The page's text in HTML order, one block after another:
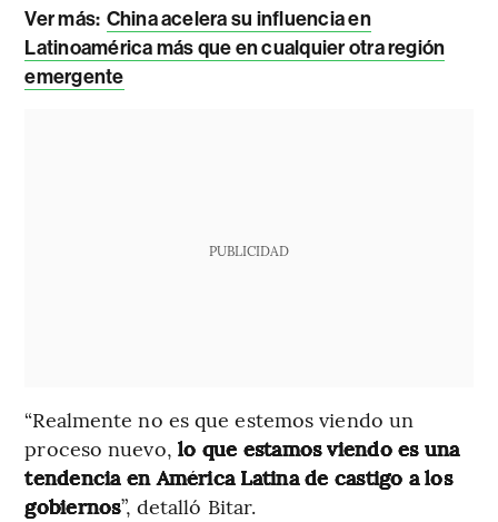
Ver más: China acelera su influencia en
Latinoamérica más que en cualquier otra región
emergente
PUBLICIDAD
“Realmente no es que estemos viendo un
proceso nuevo, lo que estamos viendo es una
tendencia en América Latina de castigo a los
gobiernos”, detalló Bitar.